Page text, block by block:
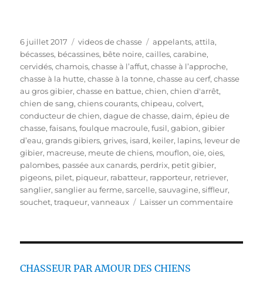
P
u
b
l
i
é
l
e
6 juillet 2017
C
a
t
é
g
o
r
i
e
s
videos de chasse
É
t
i
q
u
e
t
t
e
s
appelants,attila,
bécasses, bécassines, bête noire,cailles,carabine,
cervidés,chamois,chasse à l’affut,chasse à l’approche,
chasse à la hutte,chasse à la tonne,chasse au cerf,chasse
au gros gibier,chasse en battue,chien,chien d'arrêt,
chien de sang,chiens courants,chipeau,colvert,
conducteur de chien,dague de chasse,daim,épieu de
chasse,faisans,foulque macroule,fusil,gabion,gibier
d’eau,grands gibiers,grives, isard, keiler, lapins, leveur de
gibier, macreuse, meute de chiens, mouflon,oie,oies,
palombes, passée aux canards, perdrix, petit gibier,
pigeons, pilet, piqueur, rabatteur, rapporteur, retriever,
sanglier,sanglier au ferme,sarcelle,sauvagine,siffleur,
souchet,traqueur,vanneaux Laisser un commentaires
CHASSEUR PAR AMOUR DES CHIENS